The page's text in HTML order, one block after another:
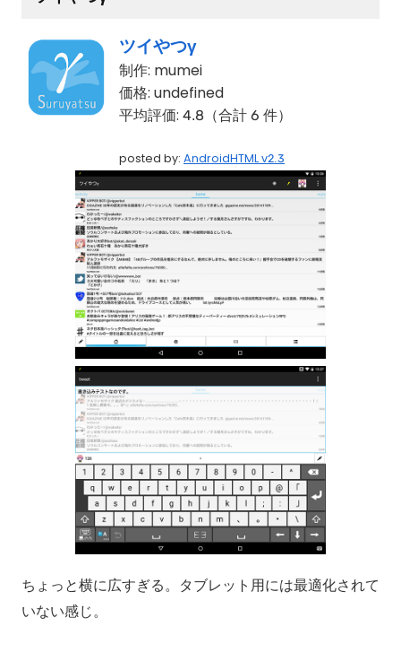
ツイやつγ
制作: mumei
価格: undefined
平均評価: 4.8（合計 6 件）
posted by: AndroidHTML v2.3
ちょっと横に広すぎる。タブレット用には最適化されて
いない感じ。